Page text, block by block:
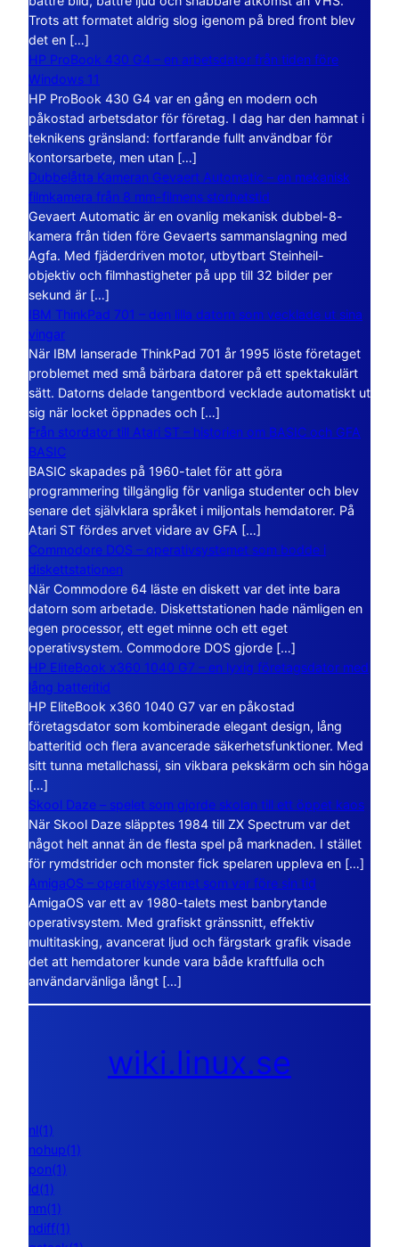
Trots att formatet aldrig slog igenom på bred front blev
det en […]
HP ProBook 430 G4 – en arbetsdator från tiden före
Windows 11
HP ProBook 430 G4 var en gång en modern och
påkostad arbetsdator för företag. I dag har den hamnat i
teknikens gränsland: fortfarande fullt användbar för
kontorsarbete, men utan […]
Dubbelåtta Kameran Gevaert Automatic – en mekanisk
filmkamera från 8 mm-filmens storhetstid
Gevaert Automatic är en ovanlig mekanisk dubbel-8-
kamera från tiden före Gevaerts sammanslagning med
Agfa. Med fjäderdriven motor, utbytbart Steinheil-
objektiv och filmhastigheter på upp till 32 bilder per
sekund är […]
IBM ThinkPad 701 – den lilla datorn som vecklade ut sina
vingar
När IBM lanserade ThinkPad 701 år 1995 löste företaget
problemet med små bärbara datorer på ett spektakulärt
sätt. Datorns delade tangentbord vecklade automatiskt ut
sig när locket öppnades och […]
Från stordator till Atari ST – historien om BASIC och GFA
BASIC
BASIC skapades på 1960-talet för att göra
programmering tillgänglig för vanliga studenter och blev
senare det självklara språket i miljontals hemdatorer. På
Atari ST fördes arvet vidare av GFA […]
Commodore DOS – operativsystemet som bodde i
diskettstationen
När Commodore 64 läste en diskett var det inte bara
datorn som arbetade. Diskettstationen hade nämligen en
egen processor, ett eget minne och ett eget
operativsystem. Commodore DOS gjorde […]
HP EliteBook x360 1040 G7 – en lyxig företagsdator med
lång batteritid
HP EliteBook x360 1040 G7 var en påkostad
företagsdator som kombinerade elegant design, lång
batteritid och flera avancerade säkerhetsfunktioner. Med
sitt tunna metallchassi, sin vikbara pekskärm och sin höga
[…]
Skool Daze – spelet som gjorde skolan till ett öppet kaos
När Skool Daze släpptes 1984 till ZX Spectrum var det
något helt annat än de flesta spel på marknaden. I stället
för rymdstrider och monster fick spelaren uppleva en […]
AmigaOS – operativsystemet som var före sin tid
AmigaOS var ett av 1980-talets mest banbrytande
operativsystem. Med grafiskt gränssnitt, effektiv
multitasking, avancerat ljud och färgstark grafik visade
det att hemdatorer kunde vara både kraftfulla och
användarvänliga långt […]
wiki.linux.se
nl(1)
nohup(1)
pon(1)
ld(1)
nm(1)
ndiff(1)